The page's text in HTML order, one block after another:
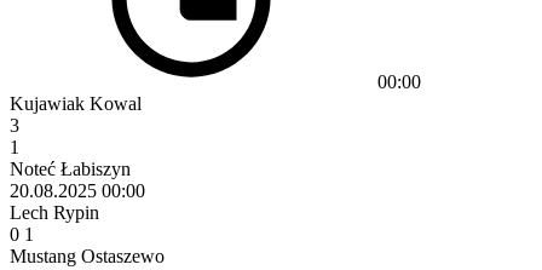
00:00
Kujawiak Kowal
3
1
Noteć Łabiszyn
20.08.2025 00:00
Lech Rypin
0 1
Mustang Ostaszewo